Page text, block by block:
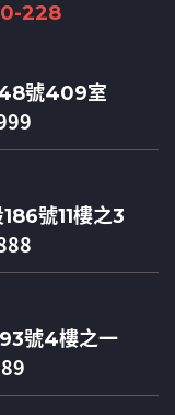
228
號409室
號11樓之3
號4樓之一